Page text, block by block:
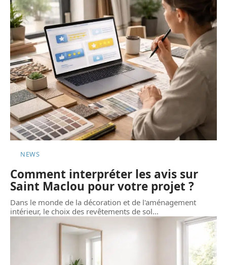
NEWS
Comment interpréter les avis sur
Saint Maclou pour votre projet ?
Dans le monde de la décoration et de l'aménagement
intérieur, le choix des revêtements de sol…